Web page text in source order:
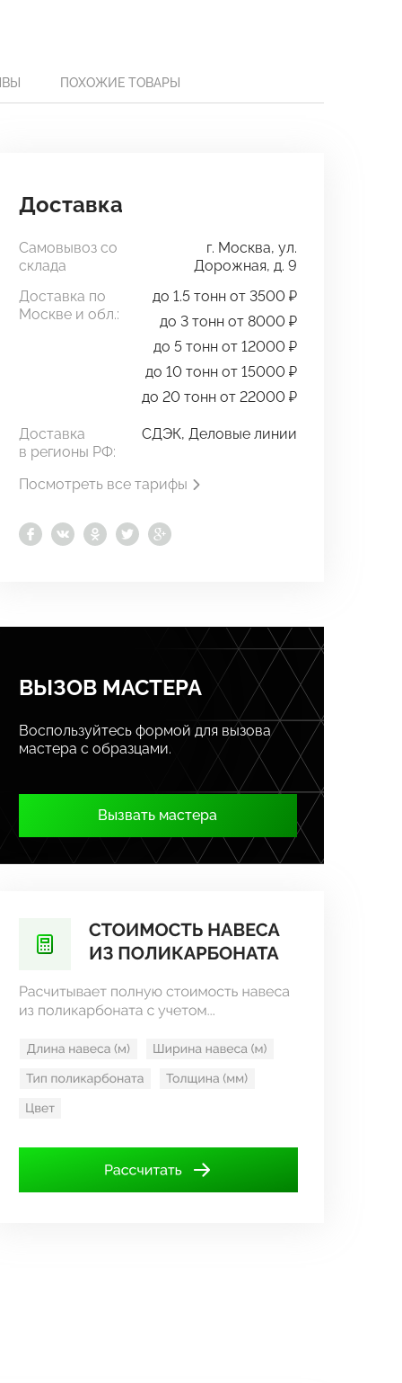
ПОХОЖИЕ ТОВАРЫ
Доставка
Самовывоз со
склада
г. Москва, ул.
Дорожная, д. 9
Доставка по
Москве и обл.:
до 1.5 тонн от 3500 ₽
до 3 тонн от 8000 ₽
до 5 тонн от 12000 ₽
до 10 тонн от 15000 ₽
до 20 тонн от 22000 ₽
Доставка
в регионы РФ:
СДЭК, Деловые линии
Посмотреть все тарифы
ВЫЗОВ МАСТЕРА
Воспользуйтесь формой для вызова
мастера с образцами.
Вызвать мастера